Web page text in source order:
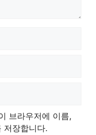
브라우저에 이름,
저장합니다.